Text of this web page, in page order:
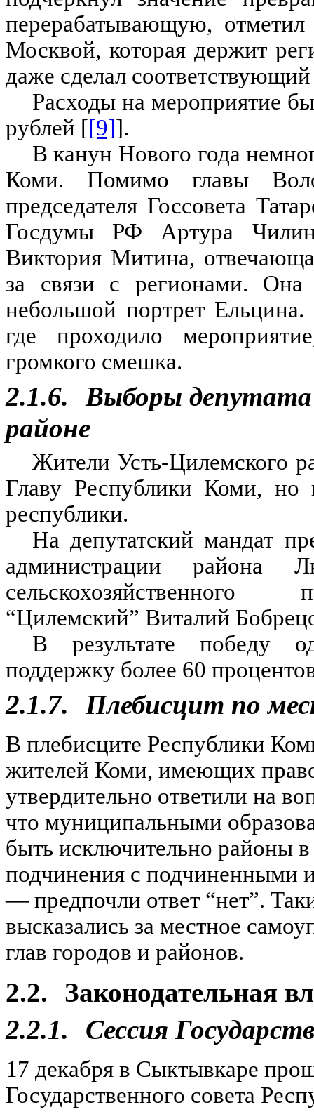
перерабатывающую,
Москвой, которая держит
даже сделал
Расходы на мероприятие
рублей [[9]].
В канун Нового года
Коми. Помимо главы
председателя Госсовета
Госдумы РФ Артура
Виктория Митина,
за связи с регионами.
небольшой портрет Ельцина.
где проходило
громкого смешка.
2.1.6.
Выборы депутата
районе
Жители Усть-Цилемского
Главу Республики Коми, но
республики.
На депутатский мандат
администрации района
сельскохозяйственного
“Цилемский” Виталий
В результате победу
поддержку более 60
2.1.7. Плебисцит по
В плебисците Республики
жителей Коми, имеющих
утвердительно ответили на
что муниципальными
быть исключительно районы
подчинения с подчиненными
— предпочли ответ “нет”.
высказались за местное
глав городов и районов.
2.2.
Законодательная
2.2.1.
Сессия
17 декабря в Сыктывкаре
Государственного совета